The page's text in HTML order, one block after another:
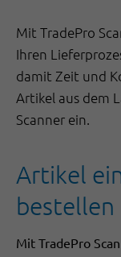
Mit TradePro
Ihren
damit Zeit und
Artikel aus dem
Scanner ein.
Artikel
bestellen
Mit TradePro